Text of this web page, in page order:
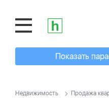
Показать
Недвижимость Продажа